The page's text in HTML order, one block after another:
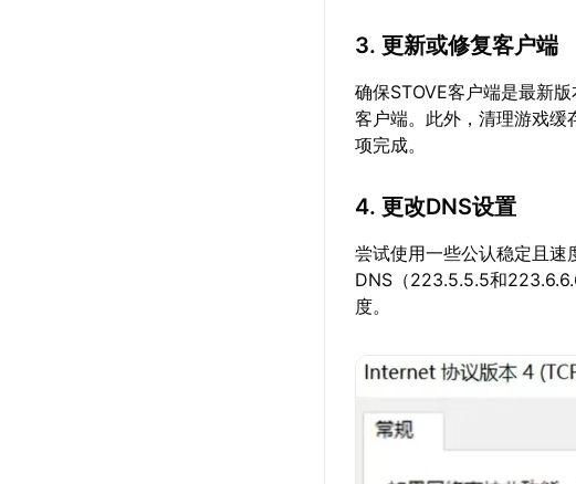
3. 更新或修复客户端
确保STOVE客户端是最新
客户端。此外，清理游戏缓
项完成。
4. 更改DNS设置
尝试使用一些公认稳定且
DNS（223.5.5.5和
度。